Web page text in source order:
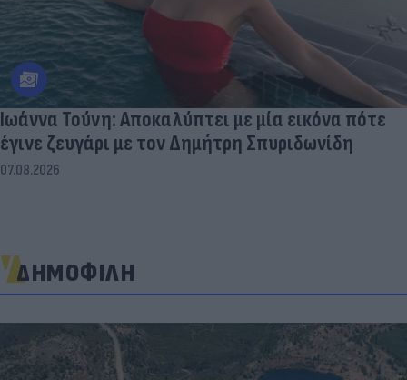
Ιωάννα Τούνη: Αποκαλύπτει με μία εικόνα πότε
έγινε ζευγάρι με τον Δημήτρη Σπυριδωνίδη
07.08.2026
ΔΗΜΟΦΙΛΗ